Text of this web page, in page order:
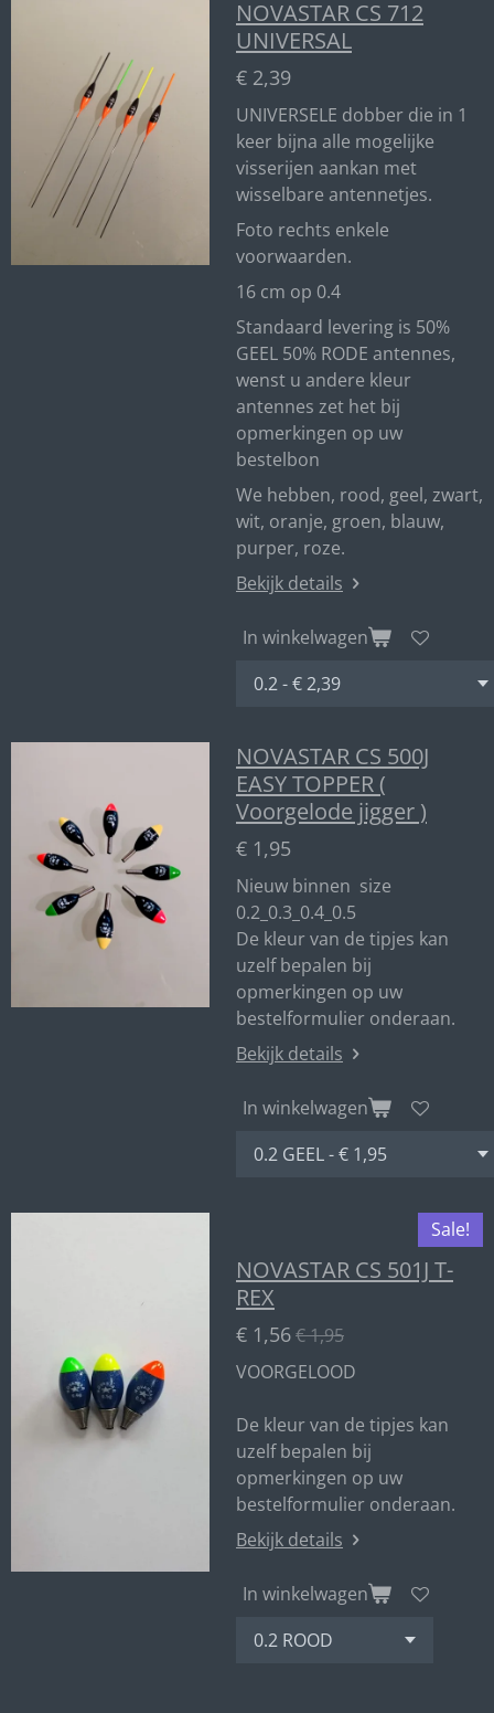
NOVASTAR CS 712
UNIVERSAL
€ 2,39
UNIVERSELE dobber die in 1
keer bijna alle mogelijke
visserijen aankan met
wisselbare antennetjes.
Foto rechts enkele
voorwaarden.
16 cm op 0.4
Standaard levering is 50%
GEEL 50% RODE antennes,
wenst u andere kleur
antennes zet het bij
opmerkingen op uw
bestelbon
We hebben, rood, geel, zwart,
wit, oranje, groen, blauw,
purper, roze.
Bekijk details
In winkelwagen
NOVASTAR CS 500J
EASY TOPPER (
Voorgelode jigger )
€ 1,95
Nieuw binnen size
0.2_0.3_0.4_0.5
De kleur van de tipjes kan
uzelf bepalen bij
opmerkingen op uw
bestelformulier onderaan.
Bekijk details
In winkelwagen
Sale!
NOVASTAR CS 501J T-
REX
€ 1,56€ 1,95
VOORGELOOD
De kleur van de tipjes kan
uzelf bepalen bij
opmerkingen op uw
bestelformulier onderaan.
Bekijk details
In winkelwagen